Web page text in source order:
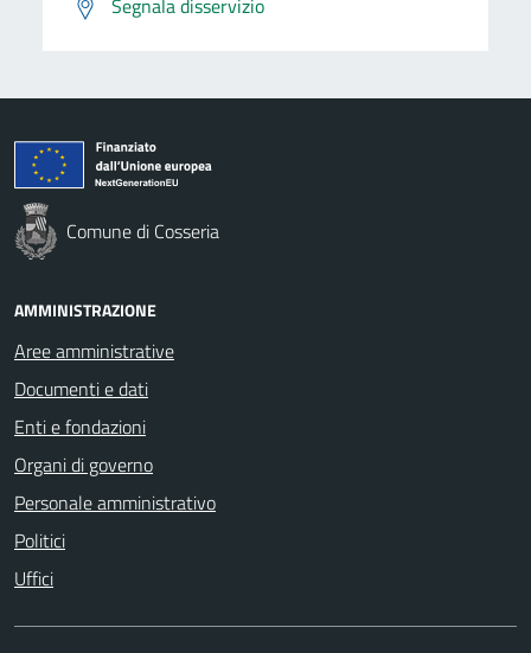
Segnala disservizio
Comune di Cosseria
AMMINISTRAZIONE
Aree amministrative
Documenti e dati
Enti e fondazioni
Organi di governo
Personale amministrativo
Politici
Uffici